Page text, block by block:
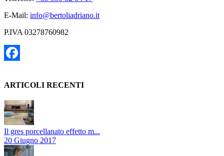
E-Mail: info@bertoliadriano.it
P.IVA 03278760982
ARTICOLI RECENTI
Il gres porcellanato effetto m...
20 Giugno 2017